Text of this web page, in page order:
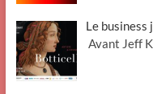
Le
Avant Jeff